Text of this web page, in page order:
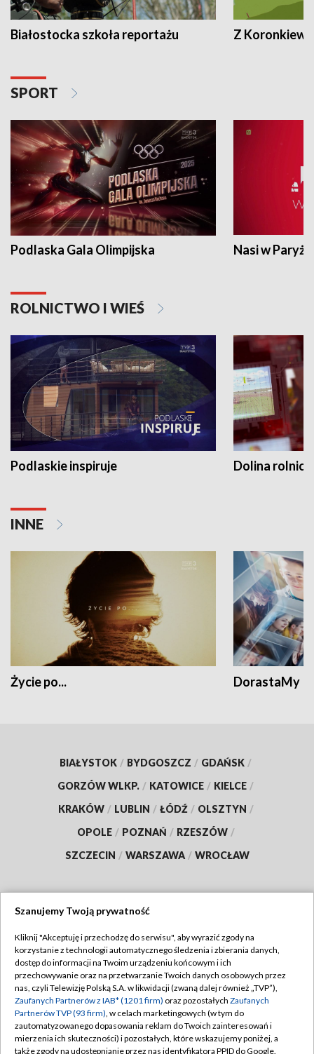
Białostocka szkoła reportażu Z
SPORT
Podlaska Gala Olimpijska Nasi w Paryżu
ROLNICTWO I WIEŚ
Podlaskie inspiruje Dolina
INNE
Życie po... DorastaMy
BIAŁYSTOK / BYDGOSZCZ / GDAŃSK /
GORZÓW WLKP. / KATOWICE / KIELCE /
KRAKÓW / LUBLIN / ŁÓDŹ / OLSZTYN /
OPOLE / POZNAŃ / RZESZÓW /
SZCZECIN / WARSZAWA / WROCŁAW
TVP
Abonament TVP
Emisja w TVP
Centrum informacji TVP
Naziemna Telewizja Cyfrowa
Regulamin TVP
Polityka prywatności
Moje zgody
Pomoc
Szanujemy Twoją prywatność
Kliknij "Akceptuję i przechodzę do serwisu", aby wyrazić zgody na
korzystanie z technologii automatycznego śledzenia i zbierania danych,
dostęp do informacji na Twoim urządzeniu końcowym i ich
przechowywanie oraz na przetwarzanie Twoich danych osobowych przez
nas, czyli Telewizję Polską S.A. w likwidacji (zwaną dalej również „TVP”),
Zaufanych Partnerów z IAB* (1201 firm) oraz pozostałych Zaufanych
Partnerów TVP (93 firm), w celach marketingowych (w tym do
zautomatyzowanego dopasowania reklam do Twoich zainteresowań i
mierzenia ich skuteczności) i pozostałych, które wskazujemy poniżej, a
także zgody na udostępnianie przez nas identyfikatora PPID do Google.